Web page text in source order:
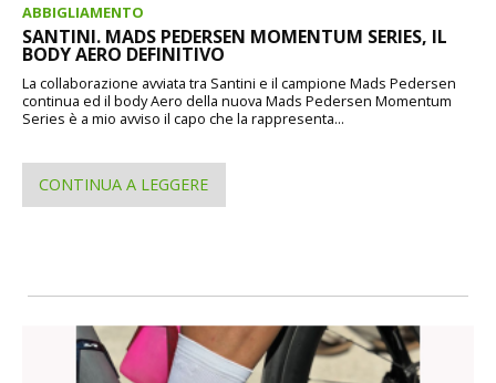
ABBIGLIAMENTO
SANTINI. MADS PEDERSEN MOMENTUM SERIES, IL
BODY AERO DEFINITIVO
La collaborazione avviata tra Santini e il campione Mads Pedersen
continua ed il body Aero della nuova Mads Pedersen Momentum
Series è a mio avviso il capo che la rappresenta...
CONTINUA A LEGGERE